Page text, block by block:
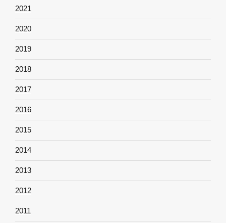
2021
2020
2019
2018
2017
2016
2015
2014
2013
2012
2011